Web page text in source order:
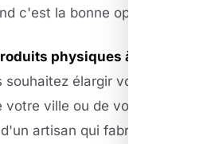
c'est la bonne option.
physiques à des
souhaitez élargir votre zone
ville ou de votre
artisan qui fabrique des